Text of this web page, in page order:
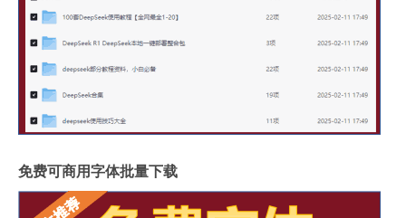
广州进口岩板厂商有哪些
岩板贴墙用啥胶最好
岩板和地板哪个质量好些
影视墙怎么安装岩板灯
成都超薄岩板费用高吗
福建岩板拼接胶品牌排行
湖北现代岩板厂家有几种
整屋岩板装饰墙面好吗
岩板上的坐垫怎么清洁
冠珠陶瓷岩板产品介绍
免费可商用字体批量下载